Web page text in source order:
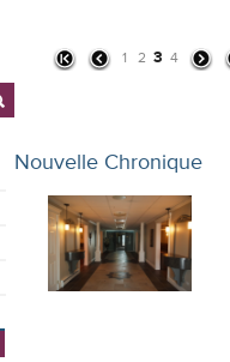
1 2 3 4
Nouvelle Chronique